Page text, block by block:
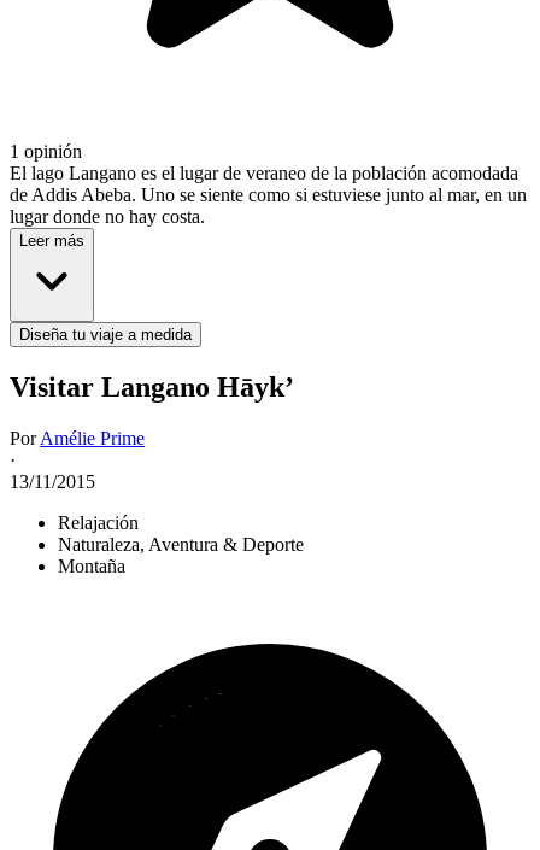
1 opinión
El lago Langano es el lugar de veraneo de la población acomodada
de Addis Abeba. Uno se siente como si estuviese junto al mar, en un
lugar donde no hay costa.
Leer más
Diseña tu viaje a medida
Visitar Langano Hāyk’
PorAmélie Prime
·
13/11/2015
Relajación
Naturaleza, Aventura & Deporte
Montaña